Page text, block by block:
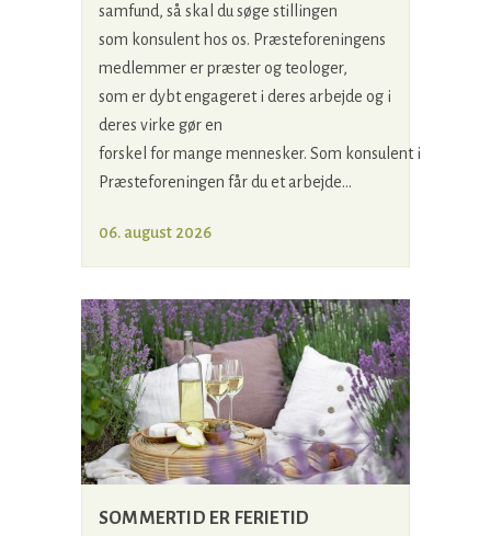
samfund, så skal du søge stillingen
som konsulent hos os. Præsteforeningens
medlemmer er præster og teologer,
som er dybt engageret i deres arbejde og i
deres virke gør en
forskel for mange mennesker. Som konsulent i
Præsteforeningen får du et arbejde...
06. august 2026
SOMMERTID ER FERIETID